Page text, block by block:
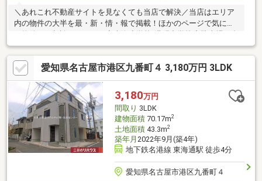
＼あれこれ不動産サイトを見なくても当店で解決／当店はエリア
内の物件の大半を最・新・情・報で掲載！ほかのページで気にな
可能◆2026年３月室内リフォーム済み◆ららぽーと名古屋みなと
アクルスまで徒歩圏内※写真をクリックすると、詳細をご覧いた
だけます。＝＝＝＝＝＝＝＝＝＝＝＝＝＝＝＝＝＝＝＝＝＝＝＝
＝《ぜひ、現地をご見学してみてください》やはり「立地」は重
要です。現地見学で「立地」をリアルに体感してみてください。
＝＝＝＝＝＝＝＝＝＝＝＝＝＝＝＝＝＝＝＝＝＝＝＝＝
愛知県名古屋市港区九番町４ 3,180万円 3LDK
3,180万円
間取り 3LDK
建物面積70.17m2
土地面積43.3m2
築年月 2022年9月(築4年)
地下鉄名港線 東海通駅 徒歩4分
愛知県名古屋市港区九番町４